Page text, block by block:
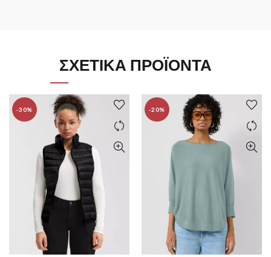
ΣΧΕΤΙΚΆ ΠΡΟΪΌΝΤΑ
-30% -20%